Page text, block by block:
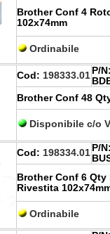
Brother Conf 4
102x74mm
Ordinabile
Cod: 198333.01 P/
Brother Conf 48
Disponibile c/o
Cod: 198334.01 P/
Brother Conf 6
Rivestita
Ordinabile